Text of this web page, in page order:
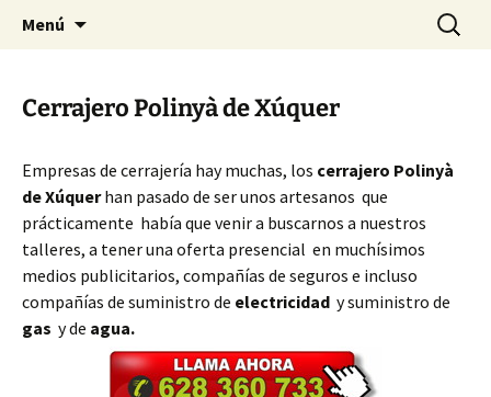
Cerrajeros Valencia – 628 360
733
Menú Buscar:
Cerrajero Polinyà de Xúquer
Empresas de cerrajería hay muchas, los cerrajero Polinyà
de Xúquerhan pasado de ser unos artesanos que
prácticamente había que venir a buscarnos a nuestros
talleres, a tener una oferta presencial en muchísimos
medios publicitarios, compañías de seguros e incluso
compañías de suministro de electricidad y suministro de
gas y de agua.